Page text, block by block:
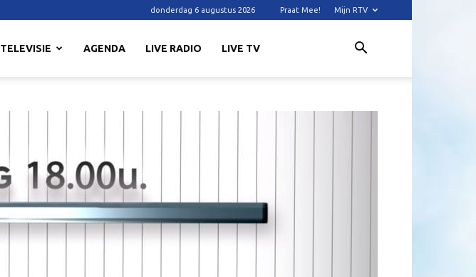
donderdag 6 augustus 2026 Praat Mee! Mijn RTV
TELEVISIE AGENDA LIVE RADIO LIVE TV